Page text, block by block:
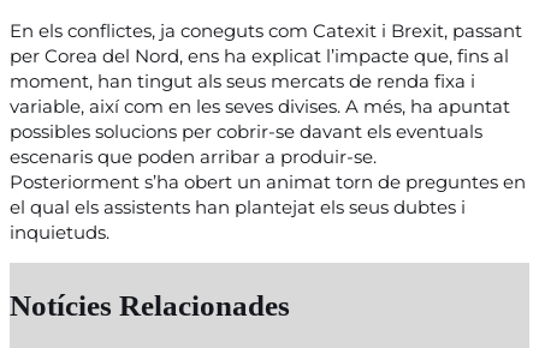
En els conflictes, ja coneguts com Catexit i Brexit, passant
per Corea del Nord, ens ha explicat l’impacte que, fins al
moment, han tingut als seus mercats de renda fixa i
variable, així com en les seves divises. A més, ha apuntat
possibles solucions per cobrir-se davant els eventuals
escenaris que poden arribar a produir-se.
Posteriorment s’ha obert un animat torn de preguntes en
el qual els assistents han plantejat els seus dubtes i
inquietuds.
Notícies Relacionades